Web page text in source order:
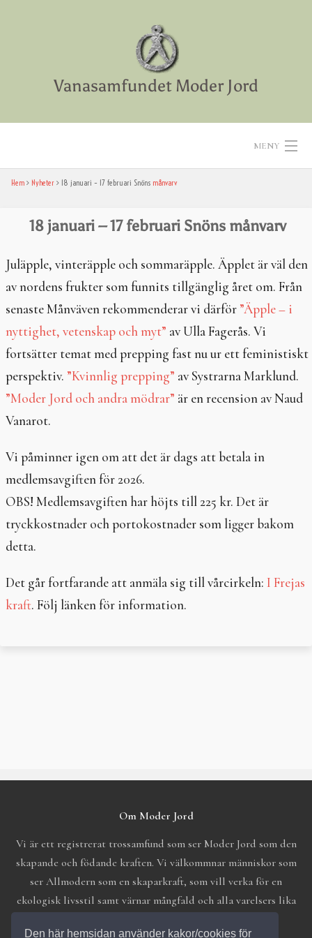
Den här hemsidan använder kakor/cookies för
Vanasamfundet Moder Jord
MENY
Hem
Aktiviteter
Texter
Diverse
In English
Hem Nyheter 18 januari – 17 februari Snöns månvarv
18 januari – 17 februari Snöns månvarv
Juläpple, vinteräpple och sommaräpple. Äpplet är väl den
av nordens frukter som funnits tillgänglig året om. Från
senaste Månväven rekommenderar vi därför ”Äpple – i
nyttighet, vetenskap och myt” av Ulla Fagerås. Vi
fortsätter temat med prepping fast nu ur ett feministiskt
perspektiv. ”Kvinnlig prepping” av Systrarna Marklund.
”Moder Jord och andra mödrar” är en recension av Naud
Vanarot.
Vi påminner igen om att det är dags att betala in
medlemsavgiften för 2026.
OBS! Medlemsavgiften har höjts till 225 kr. Det är
tryckkostnader och portokostnader som ligger bakom
detta.
Det går fortfarande att anmäla sig till vårcirkeln: I Frejas
kraft. Följ länken för information.
navigation
Om Moder Jord
Vi är ett registrerat trossamfund som ser Moder Jord som den
skapande och födande kraften. Vi välkommnar människor som
ser Allmodern som en skaparkraft, som vill verka för en
ekologisk livsstil samt värnar mångfald och alla varelsers lika